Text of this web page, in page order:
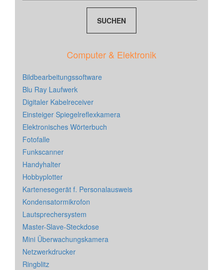
Computer & Elektronik
Bildbearbeitungssoftware
Blu Ray Laufwerk
Digitaler Kabelreceiver
Einsteiger Spiegelreflexkamera
Elektronisches Wörterbuch
Fotofalle
Funkscanner
Handyhalter
Hobbyplotter
Kartenesegerät f. Personalausweis
Kondensatormikrofon
Lautsprechersystem
Master-Slave-Steckdose
Mini Überwachungskamera
Netzwerkdrucker
Ringblitz